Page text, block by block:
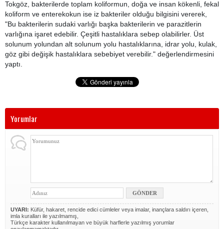
Tokgöz, bakterilerde toplam koliformun, doğa ve insan kökenli, fekal
koliform ve enterekokun ise iz bakteriler olduğu bilgisini vererek,
"Bu bakterilerin sudaki varlığı başka bakterilerin ve parazitlerin
varlığına işaret edebilir. Çeşitli hastalıklara sebep olabilirler. Üst
solunum yolundan alt solunum yolu hastalıklarına, idrar yolu, kulak,
göz gibi değişik hastalıklara sebebiyet verebilir." değerlendirmesini
yaptı.
Yorumlar
UYARI: Küfür, hakaret, rencide edici cümleler veya imalar, inançlara saldırı içeren,
imla kuralları ile yazılmamış,
Türkçe karakter kullanılmayan ve büyük harflerle yazılmış yorumlar